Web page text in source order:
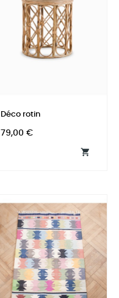
Déco rotin
Prix
79,00 €
